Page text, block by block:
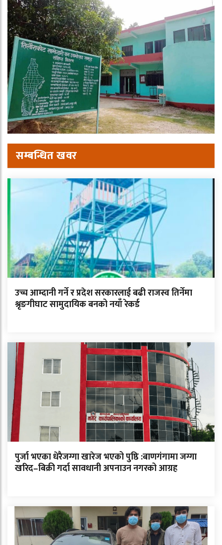
सम्बन्धित खवर
उच्च आम्दानी गर्ने र प्रदेश सरकारलाई बढी राजस्व तिर्नेमा
श्रृङगीघाट सामुदायिक बनको नयाँ रेकर्ड
पुर्जा भएका धेरैजग्गा खारेज भएको पुष्ठि :बाणगंगामा जग्गा
खरिद–बिक्री गर्दा सावधानी अपनाउन नगरको आग्रह